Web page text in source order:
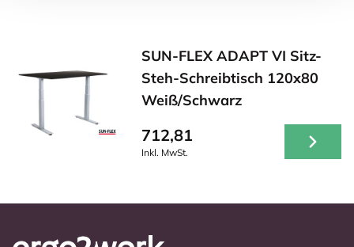
SUN-FLEX ADAPT VI Sitz-
Steh-Schreibtisch 120x80
Weiß/Schwarz
712,81
Inkl. MwSt.